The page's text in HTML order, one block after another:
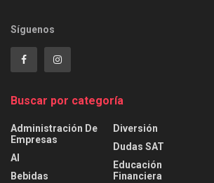
Síguenos
Buscar por categoría
Administración De
Empresas
AI
Bebidas
Diversión
Dudas SAT
Educación
Financiera